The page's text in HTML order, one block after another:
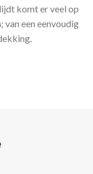
komt er veel op
van een eenvoudig